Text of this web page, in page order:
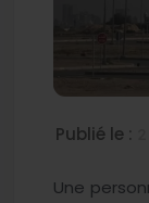
Publié le :
Une